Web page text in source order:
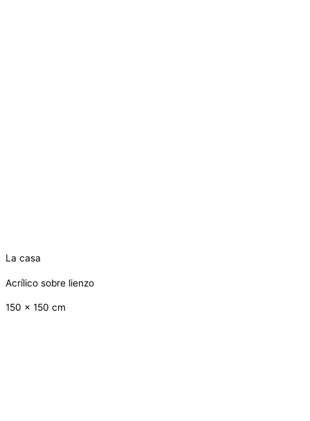
La casa
Acrílico sobre lienzo
150 x 150 cm